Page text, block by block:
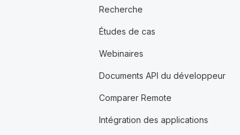
Recherche
Études de cas
Webinaires
Documents API du développeur
Comparer Remote
Intégration des applications